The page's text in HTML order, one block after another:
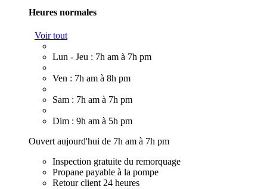
Heures normales
Voir tout
Lun - Jeu : 7h am à 7h pm
Ven : 7h am à 8h pm
Sam : 7h am à 7h pm
Dim : 9h am à 5h pm
Ouvert aujourd'hui de 7h am à 7h pm
Inspection gratuite du remorquage
Propane payable à la pompe
Retour client 24 heures